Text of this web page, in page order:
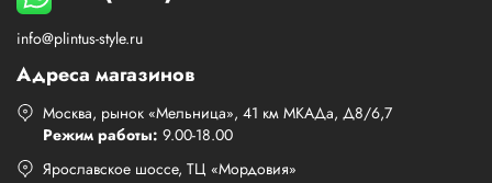
info@plintus-style.ru
Адреса магазинов
Москва, рынок «Мельница», 41 км МКАДа, Д8/6,7
Режим работы: 9.00-18.00
Ярославское шоссе, ТЦ «Мордовия»